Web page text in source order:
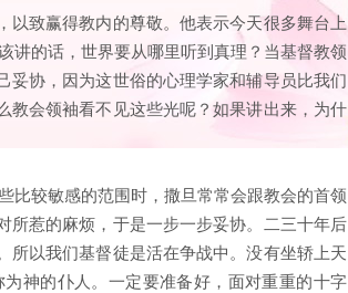
以致赢得教内的尊敬。他表示今天很多舞台上
讲的话，世界要从哪里听到真理？当基督教领
协，因为这世俗的心理学家和辅导员比我们
教会领袖看不见这些光呢？如果讲出来，为什
比较敏感的范围时，撒旦常常会跟教会的首领
所惹的麻烦，于是一步一步妥协。二三十年后
以我们基督徒是活在争战中。没有坐轿上天
神的仆人。一定要准备好，面对重重的十字